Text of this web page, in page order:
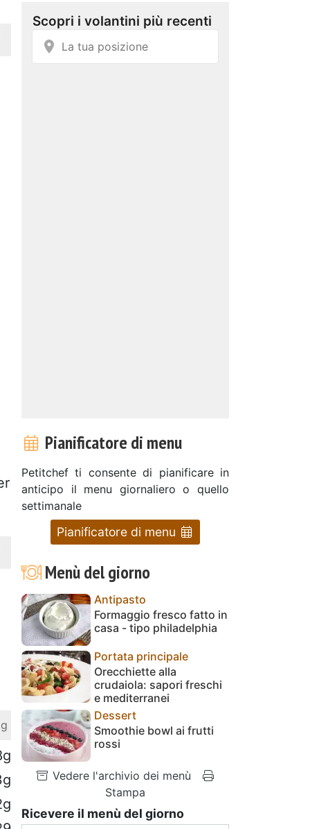
Pianificatore di menu
Petitchef ti consente di pianificare in
anticipo il menu giornaliero o quello
settimanale
Pianificatore di menu
Menù del giorno
Antipasto
Formaggio fresco fatto in
casa - tipo philadelphia
Portata principale
Orecchiette alla
crudaiola: sapori freschi
e mediterranei
Dessert
Smoothie bowl ai frutti
rossi
Vedere l'archivio dei menù
Stampa
Ricevere il menù del giorno